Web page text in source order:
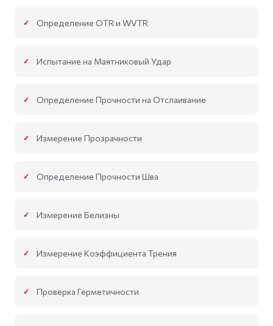
Определение OTR и WVTR
Испытание на Маятниковый Удар
Определение Прочности на Отслаивание
Измерение Прозрачности
Определение Прочности Шва
Измерение Белизны
Измерение Коэффициента Трения
Проверка Герметичности